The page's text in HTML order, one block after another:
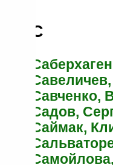
С
Савченко,
Садов,
Саймак,